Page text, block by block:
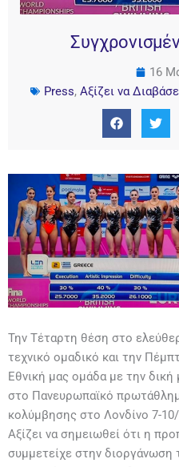
16
Press, Αξίζει να
Την Τέταρτη θέση στο
τεχνικό ομαδικό και την
Εθνική μας ομάδα με την
στο Πανευρωπαϊκό
κολύμβησης στο Λονδίνο 7-
Αξίζει να σημειωθεί ότι η
συμμετείχε στην διοργάνωση